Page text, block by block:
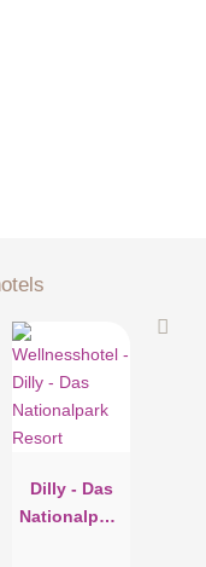
Dilly - Das
Nationalpark